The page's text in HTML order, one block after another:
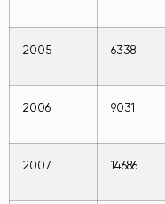
2005 6338
2006 9031
2007 14686